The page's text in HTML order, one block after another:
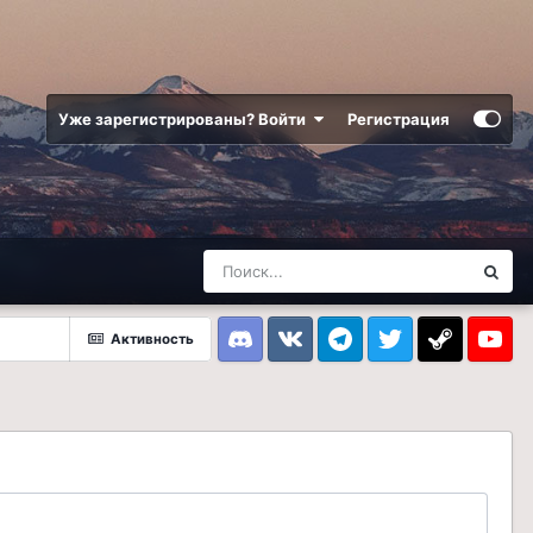
Уже зарегистрированы? Войти Регистрация
Активность
DiscordVK TelegramTwitter Steam